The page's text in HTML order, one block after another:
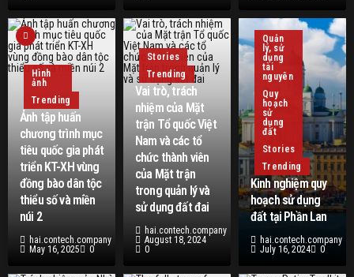
Hình
ảnh
Trending
Ảnh tập huấn
chương trình mục
tiêu quốc gia phát
triển KT-XH vùng
đồng bào dân tộc
thiểu số và miền
núi 2
hai.contech.company
May 16, 2025
0
Stories
Trending
Vai trò, trách
nhiệm của Mặt
trận Tổ quốc Việt
Nam và các tổ
chức thành viên
của Mặt trận
trong quản lý và
sử dụng đất đai
hai.contech.company
August 18, 2024
0
Quản
lý, sử
dụng
tài
nguyên
Quy
hoạch
sử
dụng
đất
Stories
Trending
Kinh nghiệm quy
hoạch sử dụng
đất tại Phần Lan
hai.contech.company
July 16, 2024
0